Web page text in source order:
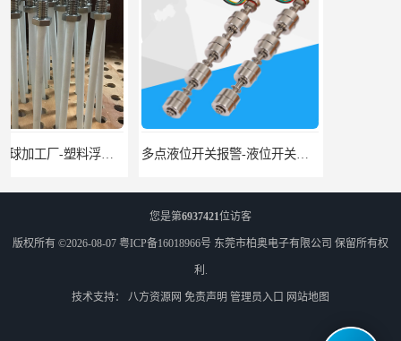
多点液位开关报警-液位开关公司-柏奥
您是第6937421位访客
版权所有 ©2026-08-07 粤ICP备16018966号 东莞市柏奥电子有限公司 保留所有权
利.
技术支持： 八方资源网 免责声明 管理员入口 网站地图